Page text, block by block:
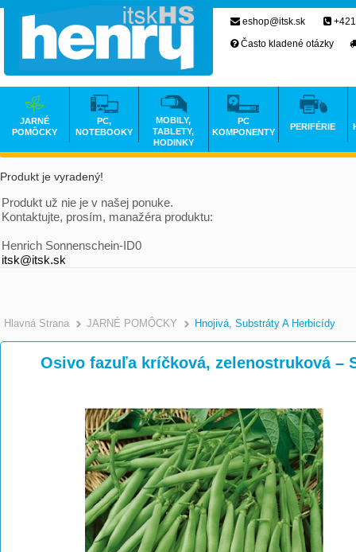
Produkt je vyradený!
Produkt už nie je v našej ponuke.
Kontaktujte, prosím, manažéra produktu:
Henrich Sonnenschein-ID0
itsk@itsk.sk
Hlavná Strana >
JARNÉ POMÔCKY >
Hnojivá, Substráty A Herbicídy
Osivo fazuľa kríčková, zelenostruková –
eshop@itsk.sk
Často kladené otázky
JARNÉ
POMÔCKY
PC,
NOTEBOOKY
MOBILY,
TABLETY,
HODINKY
PC
KOMPONENTY
PERIFÉRIE